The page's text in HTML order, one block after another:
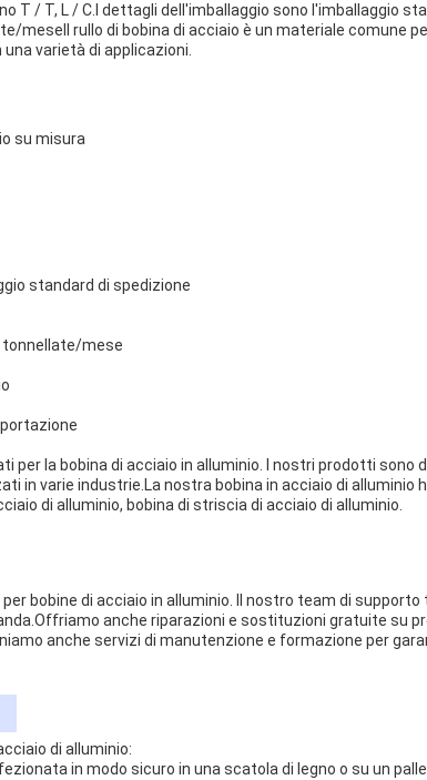
T / T, L / C.I dettagli dell'imballaggio sono l'imballaggio
meseIl rullo di bobina di acciaio è un materiale comune
varietà di applicazioni.
su misura
standard di spedizione
tonnellate/mese
per la bobina di acciaio in alluminio. I nostri prodotti sono
in varie industrie.La nostra bobina in acciaio di alluminio
di alluminio, bobina di striscia di acciaio di alluminio.
bobine di acciaio in alluminio. Il nostro team di supporto
anche riparazioni e sostituzioni gratuite su
anche servizi di manutenzione e formazione per
di alluminio:
in modo sicuro in una scatola di legno o su un